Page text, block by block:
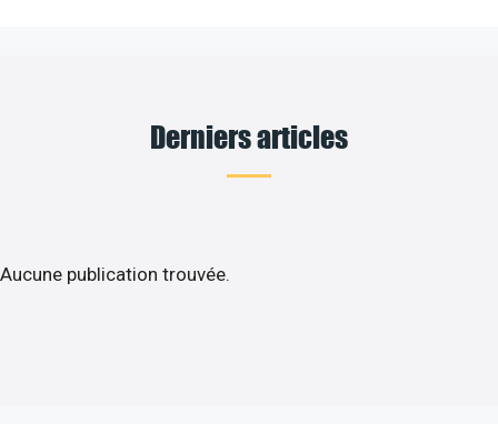
Derniers articles
Aucune publication trouvée.